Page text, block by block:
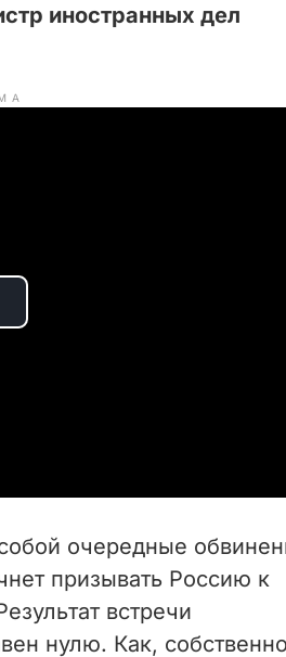
иностранных дел
очередные
призывать Россию к
встречи
нулю. Как,